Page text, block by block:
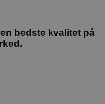
bedste kvalitet på